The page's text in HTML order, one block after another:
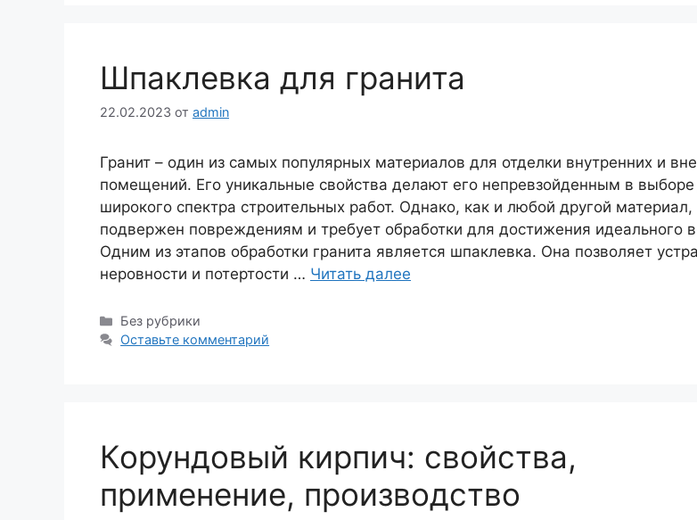
Шпаклевка для гранита
22.02.2023 от admin
Гранит – один из самых популярных материалов для отделки внутренних и
помещений. Его уникальные свойства делают его непревзойденным в
широкого спектра строительных работ. Однако, как и любой другой материал,
подвержен повреждениям и требует обработки для достижения идеального
Одним из этапов обработки гранита является шпаклевка. Она позволяет
неровности и потертости … Читать далее
Рубрики
Без рубрики
Оставьте комментарий
Корундовый кирпич: свойства,
применение, производство